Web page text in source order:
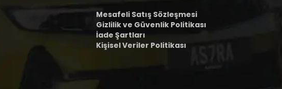
Mesafeli Satış Sözleşmesi
Gizlilik ve Güvenlik Politikası
İade Şartları
Kişisel Veriler Politikası